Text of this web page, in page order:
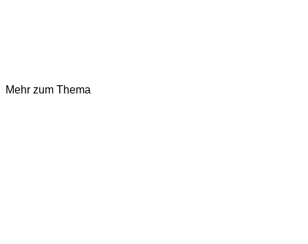
Mehr zum Thema